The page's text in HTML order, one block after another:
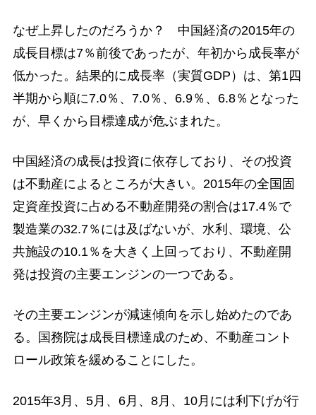
なぜ上昇したのだろうか？ 中国経済の2015年の
成長目標は7％前後であったが、年初から成長率が
低かった。結果的に成長率（実質GDP）は、第1四
半期から順に7.0％、7.0％、6.9％、6.8％となった
が、早くから目標達成が危ぶまれた。
中国経済の成長は投資に依存しており、その投資
は不動産によるところが大きい。2015年の全国固
定資産投資に占める不動産開発の割合は17.4％で
製造業の32.7％には及ばないが、水利、環境、公
共施設の10.1％を大きく上回っており、不動産開
発は投資の主要エンジンの一つである。
その主要エンジンが減速傾向を示し始めたのであ
る。国務院は成長目標達成のため、不動産コント
ロール政策を緩めることにした。
2015年3月、5月、6月、8月、10月には利下げが行